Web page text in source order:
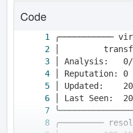
Code